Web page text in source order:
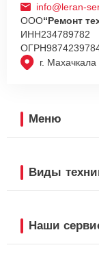
г.
info@leran-
ООО“Ремонт
ИНН234789782
ОГРН
Меню
Виды
Наши